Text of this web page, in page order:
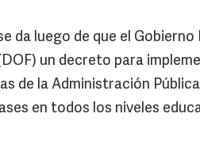
da luego de que el
un decreto para
de la Administración
en todos los niveles